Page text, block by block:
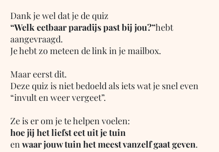
Dank je wel dat je de quiz
“Welk eetbaar paradijs past bij jou?”hebt
aangevraagd.
Je hebt zo meteen de link in je mailbox.
Maar eerst dit.
Deze quiz is niet bedoeld als iets wat je snel even
“invult en weer vergeet”.
Ze is er om je te helpen voelen:
hoe jij het liefst eet uit je tuin
enwaar jouw tuin het meest vanzelf gaat geven.